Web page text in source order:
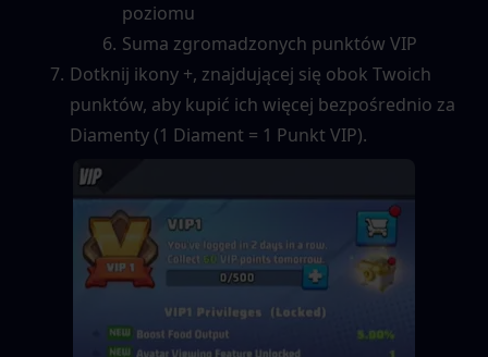
poziomu
Suma zgromadzonych punktów VIP
Dotknij ikony +, znajdującej się obok Twoich
punktów, aby kupić ich więcej bezpośrednio za
Diamenty (1 Diament = 1 Punkt VIP).